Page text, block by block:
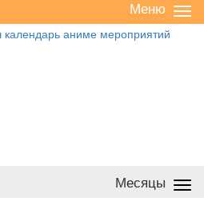
/
Меню
Месяцы